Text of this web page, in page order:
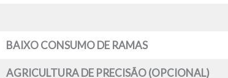
BAIXO CONSUMO DE RAMAS
AGRICULTURA DE PRECISÃO (OPCIONAL)